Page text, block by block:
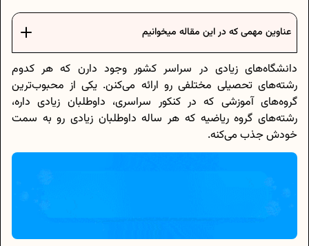
عناوین مهمی که در این مقاله میخوانیم
دانشگاه‌های زیادی در سراسر کشور وجود دارن که هر کدوم
رشته‌های تحصیلی مختلفی رو ارائه می‌کنن. یکی از محبوب‌ترین
گروه‌های آموزشی که در کنکور سراسری، داوطلبان زیادی داره،
رشته‌های گروه ریاضیه که هر ساله داوطلبان زیادی رو به سمت
خودش جذب می‌کنه.